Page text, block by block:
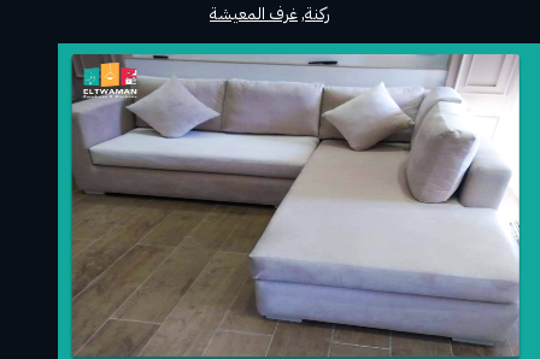
ركنة,غرف المعيشة